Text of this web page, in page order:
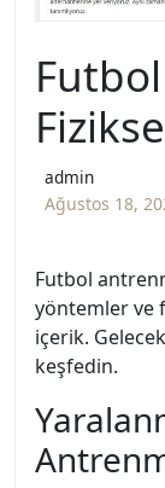
admin
Ağustos 18,
Futbol
yöntemler ve
içerik.
keşfedin.